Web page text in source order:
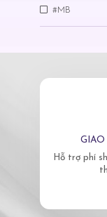
#MB
Hỗ trợ phí